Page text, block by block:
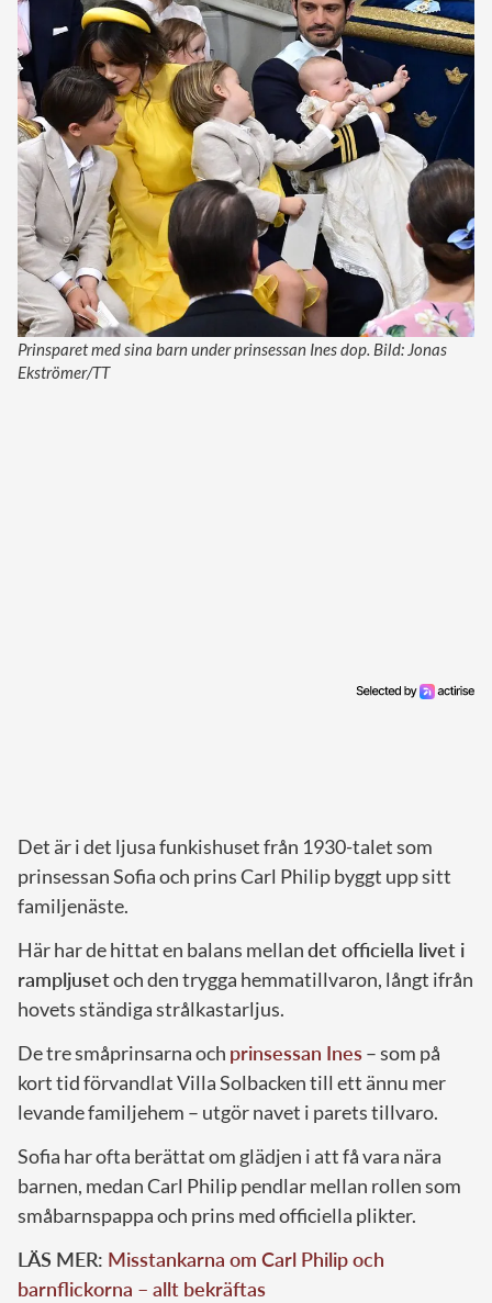
Prinsparet med sina barn under prinsessan Ines dop. Bild: Jonas
Ekströmer/TT
Det är i det ljusa funkishuset från 1930-talet som
prinsessan Sofia och prins Carl Philip byggt upp sitt
familjenäste.
Här har de hittat en balans mellandet officiella livet i
rampljusetoch den trygga hemmatillvaron, långt ifrån
hovets ständiga strålkastarljus.
De tre småprinsarna och prinsessan Ines– som på
kort tid förvandlat Villa Solbacken till ett ännu mer
levande familjehem – utgör navet i parets tillvaro.
Sofia har ofta berättat om glädjen i att få vara nära
barnen, medan Carl Philip pendlar mellan rollen som
småbarnspappa och prins med officiella plikter.
LÄS MER: Misstankarna om Carl Philip och
barnflickorna – allt bekräftas